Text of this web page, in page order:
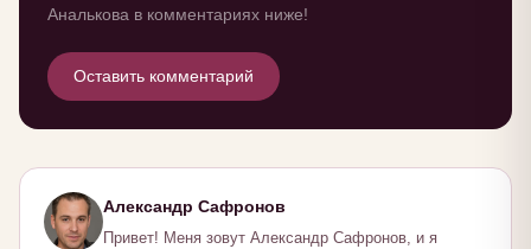
Аналькова в комментариях ниже!
Оставить комментарий
Александр Сафронов
Привет! Меня зовут Александр Сафронов, и я